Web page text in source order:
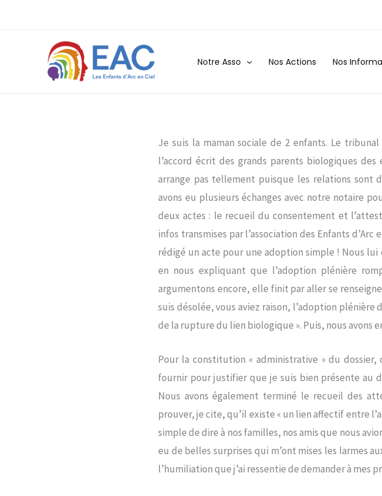
Notre Asso Nos Actions Nos
Je suis la maman sociale de 2 enfants. Le
l’accord écrit des grands parents biologiques
arrange pas tellement puisque les relations sont
avons eu plusieurs échanges avec notre notaire
deux actes : le recueil du consentement et
infos transmises par l’association des Enfants
rédigé un acte pour une adoption simple ! Nous
en nous expliquant que l’adoption plénière
argumentons encore, elle finit par aller se
suis désolée, vous aviez raison, l’adoption
de la rupture du lien biologique ». Puis, nous avons
Pour la constitution « administrative » du
fournir pour justifier que je suis bien présente au
Nous avons également terminé le recueil des
prouver, je cite, qu’il existe « un lien affectif entre
simple de dire à nos familles, nos amis que nous
eu de belles surprises qui m’ont mises les larmes
l’humiliation que j’ai ressentie de demander à mes